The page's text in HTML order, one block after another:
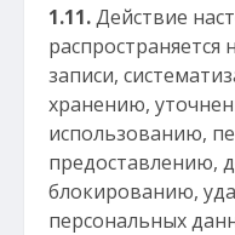
1.11.Действие
распространяется
записи,
хранению,
использованию,
предоставлению,
блокированию,
персональных